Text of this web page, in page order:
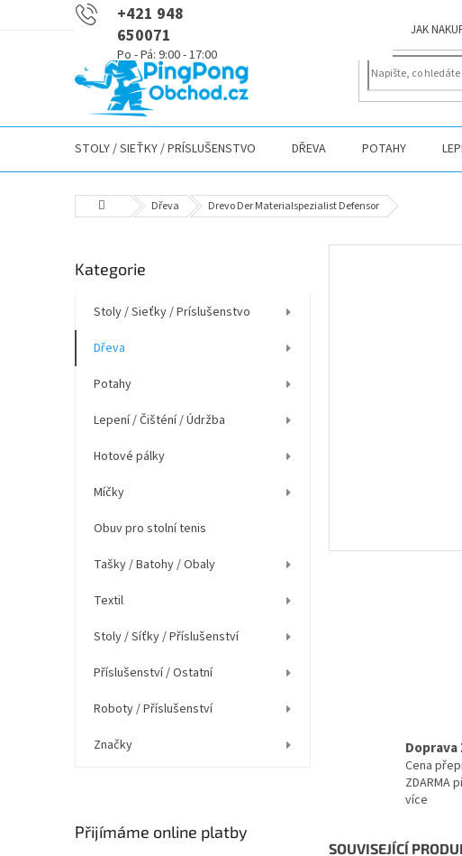
+421 948
650071
JAK
STOLY / SIEŤKY / PRÍSLUŠENSTVO DŘEVA POTAHY
Domů Dřeva Drevo Der Materialspezialist Defensor
o
r
n
Přeskočit
Kategorie
Stoly / Sieťky / Príslušenstvo
Dřeva
Potahy
Lepení / Čišténí / Údržba
Hotové pálky
Míčky
Obuv pro stolní tenis
Tašky / Batohy / Obaly
Textil
Stoly / Síťky / Příslušenství
Příslušenství / Ostatní
Roboty / Příslušenství
Značky
Přijímáme online platby
Doprava
Cena
ZDARMA
více
SOUVISEJÍCÍ